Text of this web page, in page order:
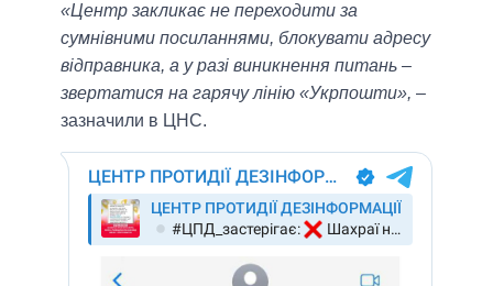
«Центр закликає не переходити за
сумнівними посиланнями, блокувати адресу
відправника, а у разі виникнення питань –
звертатися на гарячу лінію «Укрпошти», –
зазначили в ЦНС.